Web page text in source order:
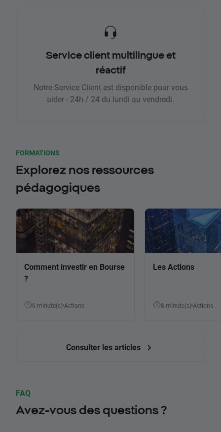
Service client multilingue et
réactif
Notre Service Client est disponible pour vous
aider - 24h / 24 du lundi au vendredi.
FORMATIONS
Explorez nos ressources
pédagogiques
Comment investir en Bourse
?
6 minute(s) Actions
Les Actions
8 minute(s) Actions
Consulter les articles
FAQ
Avez-vous des questions ?